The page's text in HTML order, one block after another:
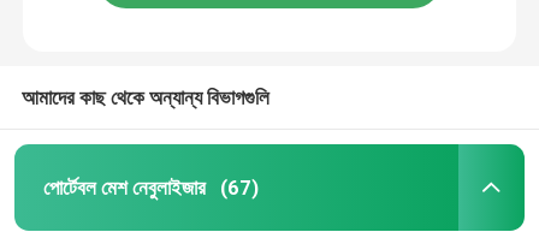
আমাদের কাছ থেকে অন্যান্য বিভাগগুলি
পোর্টেবল মেশ নেবুলাইজার (67)